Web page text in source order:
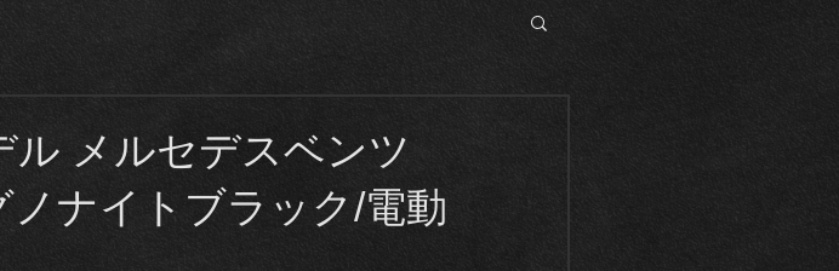
ル メルセデスベンツ
ナイトブラック/電動